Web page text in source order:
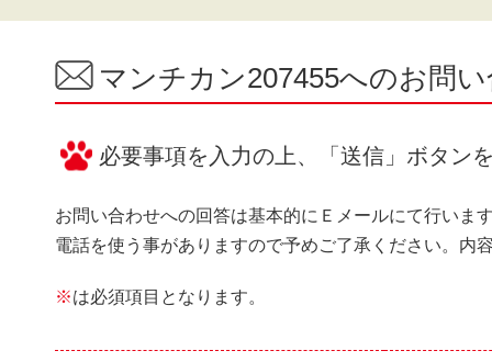
マンチカン207455へのお問
必要事項を入力の上、「送信」ボタン
お問い合わせへの回答は基本的にＥメールにて行いま
電話を使う事がありますので予めご了承ください。内
※は必須項目となります。